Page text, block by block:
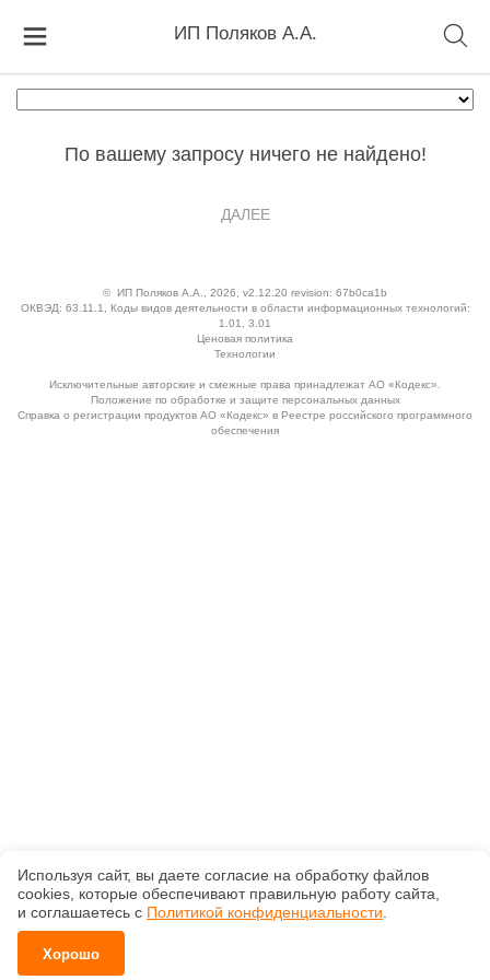
ИП Поляков А.А.
По вашему запросу ничего не найдено!
ДАЛЕЕ
© ИП Поляков А.А., 2026, v2.12.20 revision: 67b0ca1b
ОКВЭД: 63.11.1, Коды видов деятельности в области информационных технологий:
1.01, 3.01
Ценовая политика
Технологии
Исключительные авторские и смежные права принадлежат АО «Кодекс».
Положение по обработке и защите персональных данных
Справка о регистрации продуктов АО «Кодекс» в Реестре российского программного
обеспечения
Используя сайт, вы даете согласие на обработку файлов
сооkiеs, которые обеспечивают правильную работу сайта,
и соглашаетесь с Политикой конфиденциальности
Хорошо